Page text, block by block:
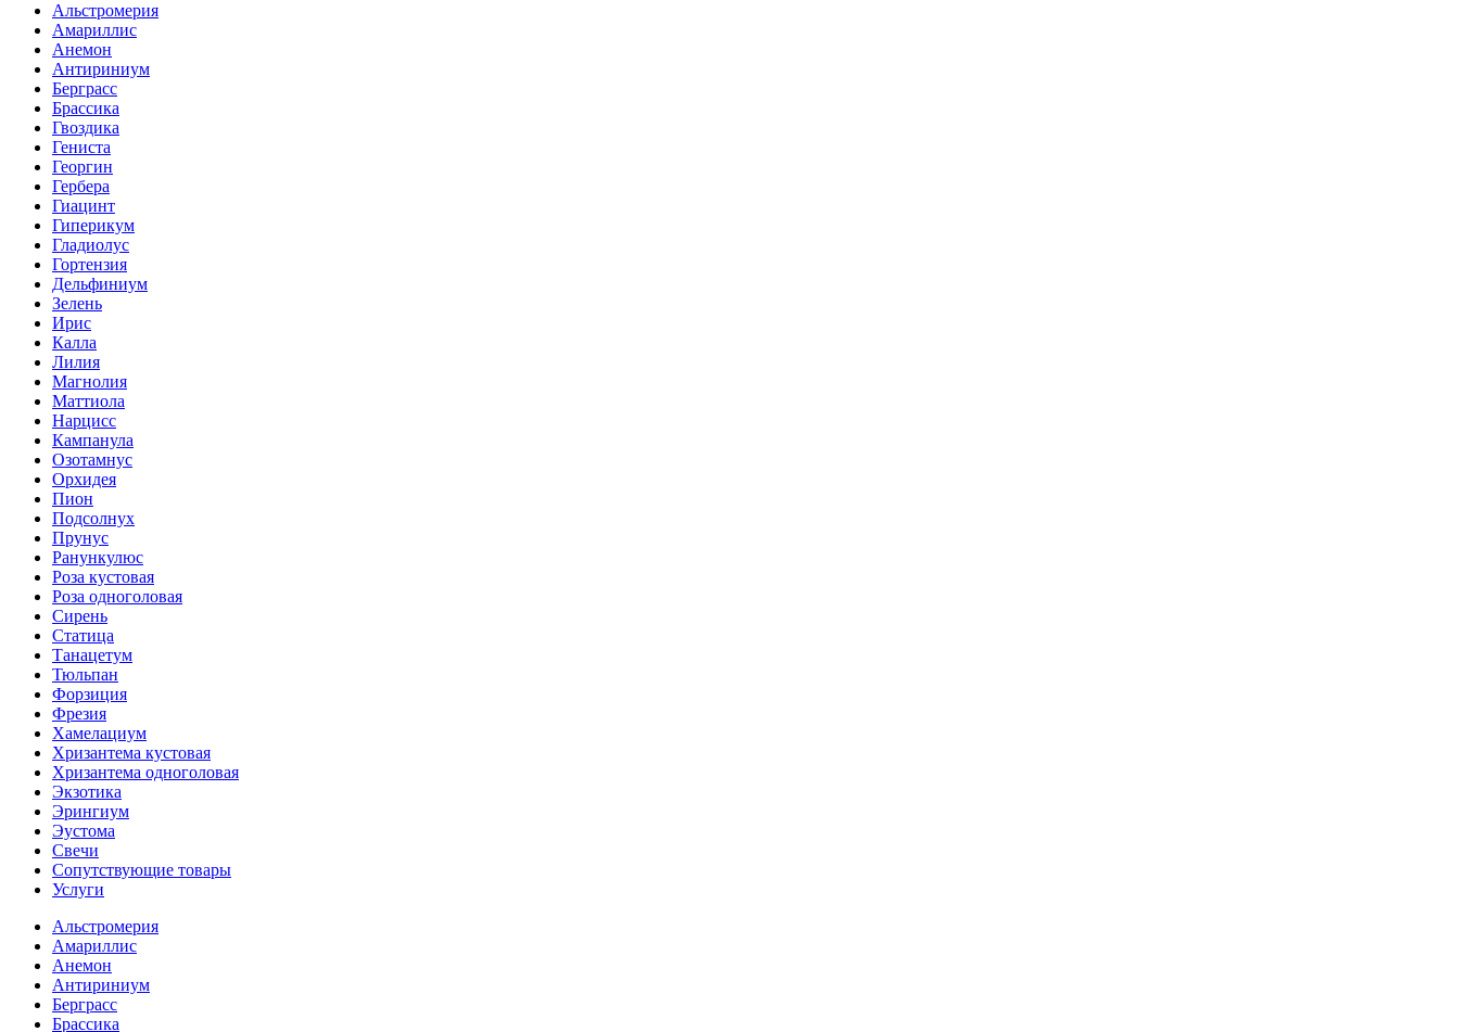
Альстромерия
Амариллис
Анемон
Антириниум
Берграсс
Брассика
Гвоздика
Гениста
Георгин
Гербера
Гиацинт
Гиперикум
Гладиолус
Гортензия
Дельфиниум
Зелень
Ирис
Калла
Лилия
Магнолия
Маттиола
Нарцисс
Кампанула
Озотамнус
Орхидея
Пион
Подсолнух
Прунус
Ранункулюс
Роза кустовая
Роза одноголовая
Сирень
Статица
Танацетум
Тюльпан
Форзиция
Фрезия
Хамелациум
Хризантема кустовая
Хризантема одноголовая
Экзотика
Эрингиум
Эустома
Свечи
Сопутствующие товары
Услуги
Альстромерия
Амариллис
Анемон
Антириниум
Берграсс
Брассика